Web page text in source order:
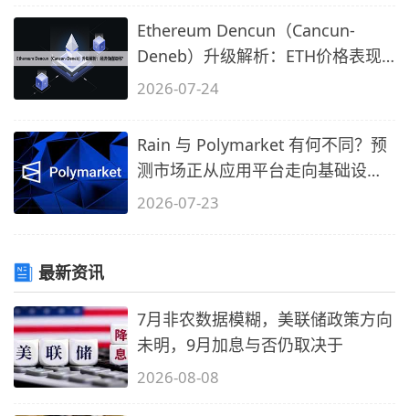
Ethereum Dencun（Cancun-
Deneb）升级解析：ETH价格表现
如何？
2026-07-24
Rain 与 Polymarket 有何不同？预
测市场正从应用平台走向基础设施
时代
2026-07-23
最新资讯
7月非农数据模糊，美联储政策方向
未明，9月加息与否仍取决于
2026-08-08